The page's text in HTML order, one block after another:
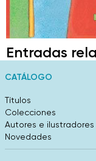
Entradas
CATÁLOGO
Títulos
Colecciones
Autores e ilustradores
Novedades